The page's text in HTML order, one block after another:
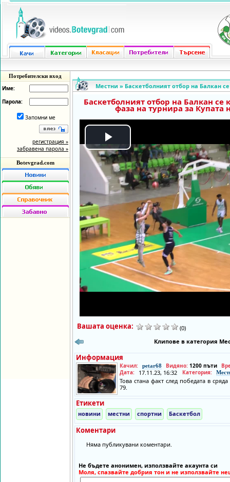
Потребителски вход
Име:
Парола:
Запомни ме
регистрация »
забравена парола »
Botevgrad.com
Местни » Баскетболният отбор на Балкан
Баскетболният отбор на Балкан се
фаза на турнира за Купата
Play
Video
Вашата оценка:
(0)
Клипове в категория
Информация
Качил: petar68 Видяно: 1200 пъти
Дата:
17.11.23, 16:32 Категория:
Това стана факт след победата в
79.
Етикети
новини местни спортни Баскетбол
Коментари
Няма публикувани коментари.
Не бъдете анонимен, използвайте акаунта си
Моля, спазвайте добрия тон и не използвайте